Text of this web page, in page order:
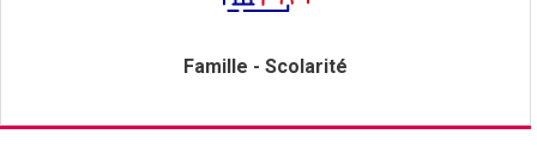
Famille - Scolarité